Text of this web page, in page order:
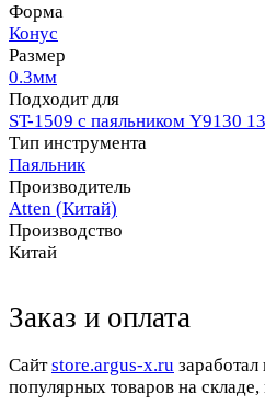
Форма
Конус
Размер
0.3мм
Подходит для
ST-1509 с паяльником Y9130
Тип инструмента
Паяльник
Производитель
Atten (Китай)
Производство
Китай
Заказ и оплата
Cайтstore.argus-x.ru
популярных товаров на складе,